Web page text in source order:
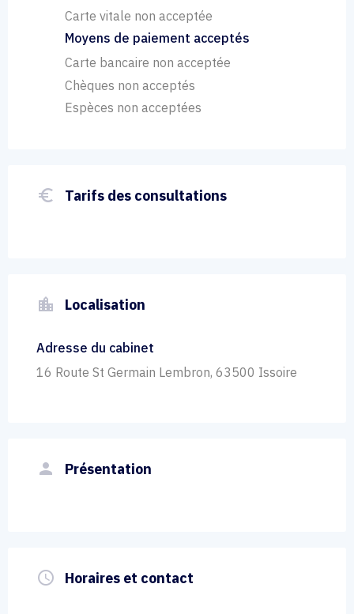
Carte vitale non acceptée
Moyens de paiement acceptés
Carte bancaire non acceptée
Chèques non acceptés
Espèces non acceptées
euro_symbol Tarifs des consultations
location_city Localisation
Adresse du cabinet
16 Route St Germain Lembron, 63500 Issoire
person Présentation
query_builder Horaires et contact